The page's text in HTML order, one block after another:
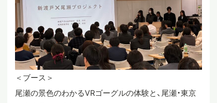
＜ブース＞
尾瀬の景色のわかるVRゴーグルの体験と、尾瀬・東京